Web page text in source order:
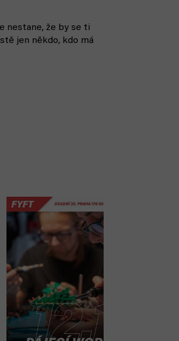
nestane, že by se ti
jen někdo, kdo má